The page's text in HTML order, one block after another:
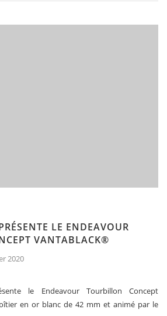
LE ENDEAVOUR
VANTABLACK®
2020
le Endeavour Tourbillon Concept
en or blanc de 42 mm et animé par le